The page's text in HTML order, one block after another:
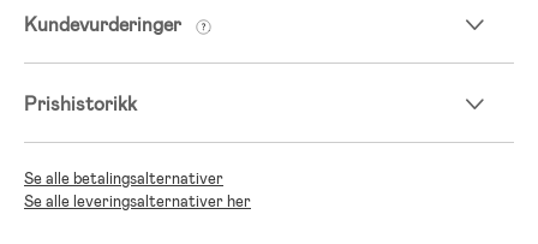
Kundevurderinger
Prishistorikk
Se alle betalingsalternativer
Se alle leveringsalternativer her